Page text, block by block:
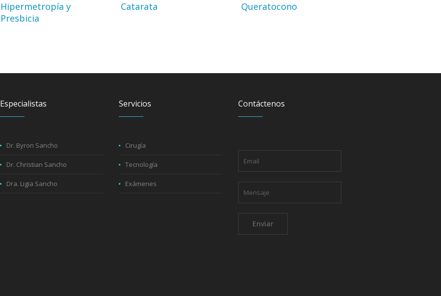
Hipermetropía y
Presbicia
Catarata Queratocono
Especialistas
Dr. Byron Sancho
Dr. Christian Sancho
Dra. Ligia Sancho
Servicios
Cirugía
Tecnología
Exámenes
Contáctenos